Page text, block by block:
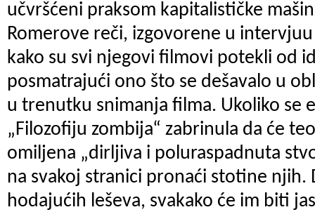
učvršćeni praksom kapitalističke
Romerove reči, izgovorene u
kako su svi njegovi filmovi potekli od
posmatrajući ono što se dešavalo u
u trenutku snimanja filma. Ukoliko se
„Filozofiju zombija“ zabrinula da će
omiljena „dirljiva i poluraspadnuta
na svakoj stranici pronaći stotine njih.
hodajućih leševa, svakako će im biti